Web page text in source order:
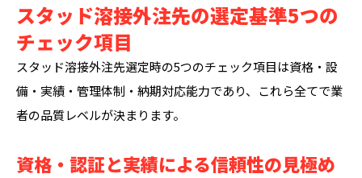
スタッド溶接外注先の選定基準5つの
チェック項目
スタッド溶接外注先選定時の5つのチェック項目は資格・設
備・実績・管理体制・納期対応能力であり、これら全てで業
者の品質レベルが決まります。
資格・認証と実績による信頼性の見極め